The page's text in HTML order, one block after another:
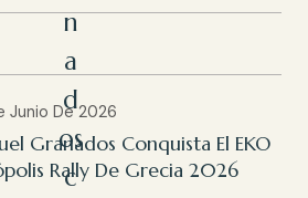
n
a
d
os
c
Junio De 2026
Granados Conquista El EKO
Rally De Grecia 2026